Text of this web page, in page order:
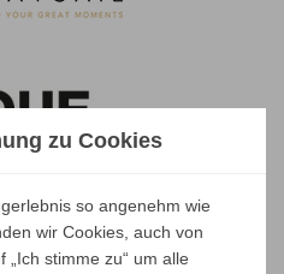
zu Cookies
so angenehm wie
wir Cookies, auch von
„Ich stimme zu“ um alle